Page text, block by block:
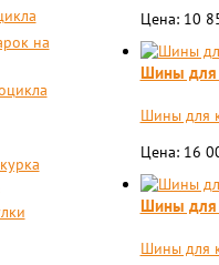
на
Цена: 10
Шины для
Шины для
Цена: 16
Шины для
Шины для